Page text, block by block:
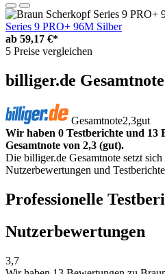
Series 9 PRO+ 96M Silber
ab 59,17 €*
5 Preise vergleichen
billiger.de Gesamtnote
Gesamtnote2,3gut
Wir haben 0 Testberichte und 13
Gesamtnote von 2,3 (gut).
Die billiger.de Gesamtnote setzt
Nutzerbewertungen und
Professionelle
Nutzerbewertungen
3,7